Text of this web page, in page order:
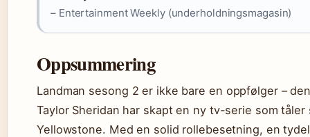
– Entertainment Weekly (underholdningsmagasin)
Oppsummering
Landman sesong 2 er ikke bare en oppfølger –
Taylor Sheridan har skapt en ny tv-serie som tåler
Yellowstone. Med en solid rollebesetning, en